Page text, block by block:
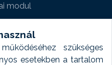
szükséges
esetekben a tartalom
modul
modul
modul